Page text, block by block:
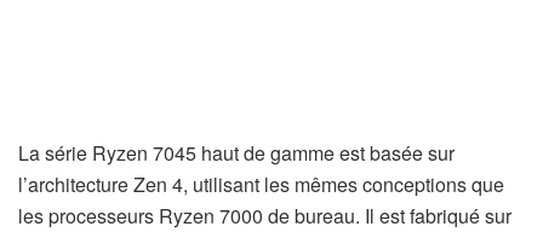
La série Ryzen 7045 haut de gamme est basée sur
l’architecture Zen 4, utilisant les mêmes conceptions que
les processeurs Ryzen 7000 de bureau. Il est fabriqué sur